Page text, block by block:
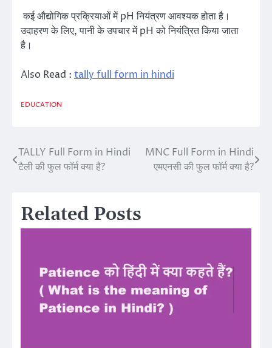
कई औद्योगिक प्रक्रियाओं में pH नियंत्रण आवश्यक होता है।
उदाहरण के लिए, पानी के उपचार में pH को नियंत्रित किया जाता
है।
Also Read : tally full form in hindi
EDUCATION
Post
navigation
TALLY Full Form in Hindi
टैली की फुल फॉर्म क्या है?
MNC Full Form in Hindi
एमएनसी की फुल फॉर्म क्या है?
Related Posts